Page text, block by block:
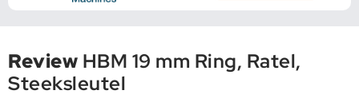
Review HBM 19 mm Ring, Ratel,
Steeksleutel